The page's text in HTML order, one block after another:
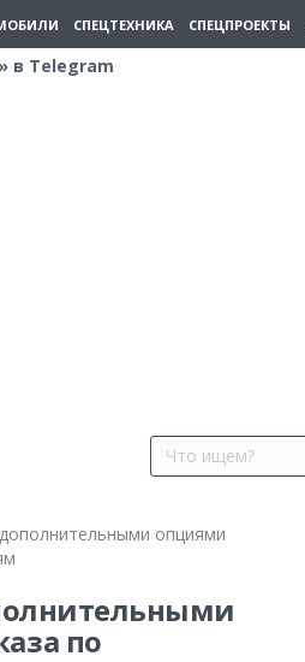
СПЕЦТЕХНИКА СПЕЦПРОЕКТЫ
в Telegram
опциями
по